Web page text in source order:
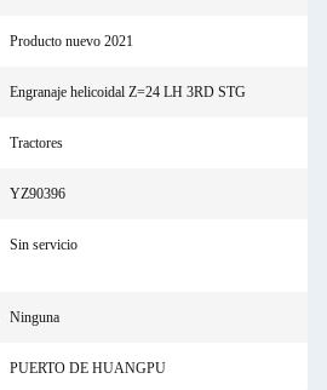
Producto nuevo 2021
Engranaje helicoidal Z=24 LH 3RD STG
Tractores
YZ90396
Sin servicio
Ninguna
PUERTO DE HUANGPU